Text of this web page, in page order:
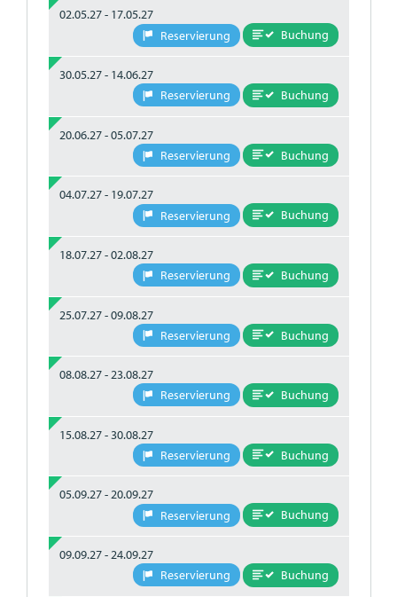
02.05.27 - 17.05.27
Reservierung
Buchung
30.05.27 - 14.06.27
Reservierung
Buchung
20.06.27 - 05.07.27
Reservierung
Buchung
04.07.27 - 19.07.27
Reservierung
Buchung
18.07.27 - 02.08.27
Reservierung
Buchung
25.07.27 - 09.08.27
Reservierung
Buchung
08.08.27 - 23.08.27
Reservierung
Buchung
15.08.27 - 30.08.27
Reservierung
Buchung
05.09.27 - 20.09.27
Reservierung
Buchung
09.09.27 - 24.09.27
Reservierung
Buchung